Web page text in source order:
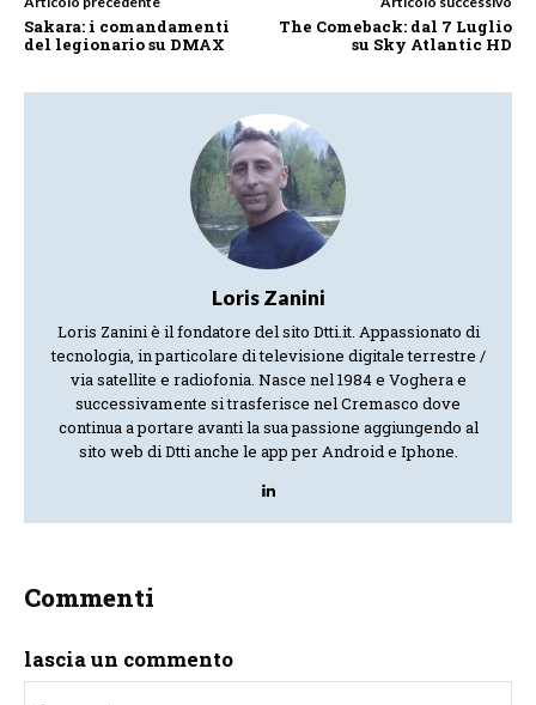
Sakara: i comandamenti
del legionario su DMAX
The Comeback: dal 7 Luglio
su Sky Atlantic HD
Loris Zanini
Loris Zanini è il fondatore del sito Dtti.it. Appassionato di
tecnologia, in particolare di televisione digitale terrestre /
via satellite e radiofonia. Nasce nel 1984 e Voghera e
successivamente si trasferisce nel Cremasco dove
continua a portare avanti la sua passione aggiungendo al
sito web di Dtti anche le app per Android e Iphone.
Commenti
lascia un commento